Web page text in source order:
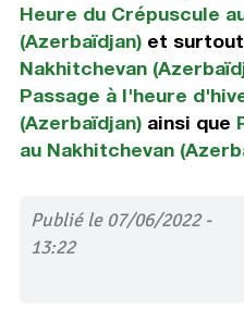
Heure du Crépuscule
(Azerbaïdjan)et surtout
Nakhitchevan
Passage à l'heure
(Azerbaïdjan)ainsi que
au Nakhitchevan
Publié le 07/06/2022 -
13:22